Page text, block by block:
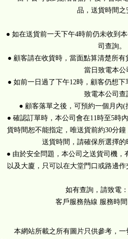
4週年超抵買
Set
$640.00
品，送貨時間之
● 如在送貨前一天下午4時前仍未收到
司查詢。
● 顧客請在收貨時，當面點算清楚所
當日致電本公
● 如前一日過了下午12時，顧客仍想
致電本公司查
● 顧客落單之後，可預約一個月內(
● 確認訂單時，本公司會在11時至5時
貨時間恕不能指定，唯送貨前約30分
送貨時間，請確保所選擇的
● 由於安全問題，本公司之送貨司機，
以及大廈，只可以在大堂門口或路邊作
如有查詢，請致電
客戶服務熱線 服務時間
本網站所載之所有圖片只供參考，一